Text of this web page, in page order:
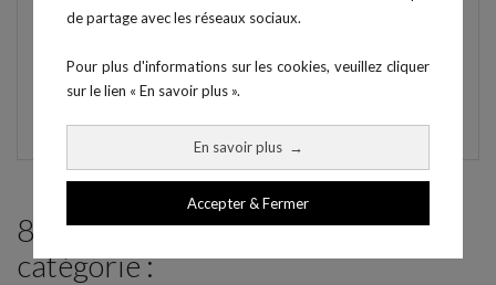
de partage avec les réseaux sociaux.
Pour plus d'informations sur les cookies, veuillez cliquer
sur le lien « En savoir plus ».
En savoir plus →
Accepter & Fermer
En option, possibilité de choisir des couleurs différentes
standard), ainsi que de demander à ce que les selleries
soient brodées avec vos logos.
8 produits parmi ceux de la même
catégorie :